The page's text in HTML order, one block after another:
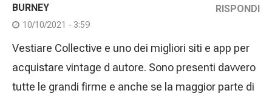
BURNEY
10/10/2021 - 3:59
Vestiare Collective e uno dei migliori siti e app per
acquistare vintage d autore. Sono presenti davvero
tutte le grandi firme e anche se la maggior parte di
RISPONDI